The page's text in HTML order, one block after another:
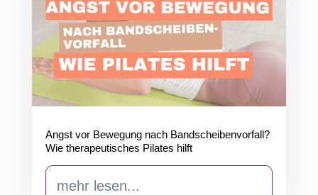
Angst vor Bewegung nach Bandscheibenvorfall?
Wie therapeutisches Pilates hilft
mehr lesen...